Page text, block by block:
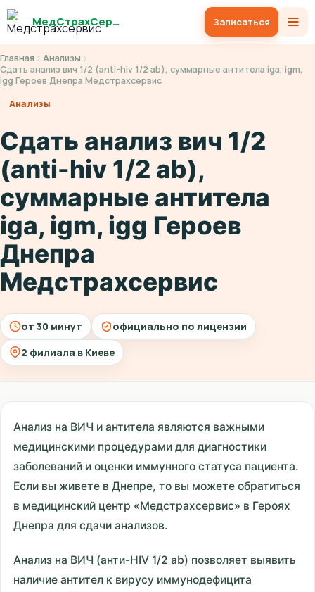
МедСтрахСервис Записаться
Главная
Анализы
Сдать анализ вич 1/2 (anti-hiv 1/2 ab), суммарные антитела iga, igm,
igg Героев Днепра Медстрахсервис
Анализы
Сдать анализ вич 1/2
(anti-hiv 1/2 ab),
суммарные антитела
iga, igm, igg Героев
Днепра
Медстрахсервис
от 30 минут
официально по лицензии
2 филиала в Киеве
Анализ на ВИЧ и антитела являются важными
медицинскими процедурами для диагностики
заболеваний и оценки иммунного статуса пациента.
Если вы живете в Днепре, то вы можете обратиться
в медицинский центр «Медстрахсервис» в Героях
Днепра для сдачи анализов.
Анализ на ВИЧ (анти-HIV 1/2 ab) позволяет выявить
наличие антител к вирусу иммунодефицита